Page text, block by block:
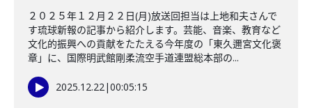
２０２５年１２月２２日(月)放送回担当は上地和夫さんで
す琉球新報の記事から紹介します。芸能、音楽、教育など
文化的振興への貢献をたたえる今年度の「東久邇宮文化褒
章」に、国際明武館剛柔流空手道連盟総本部の...
2025.12.22|00:05:15